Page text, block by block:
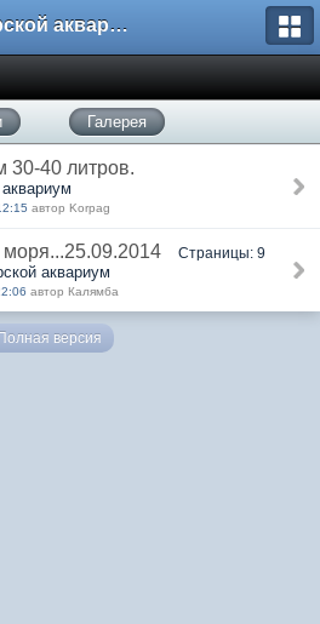
Морской аквариум. Форумы ReefCentral.ru
Галерея
30-40 литров.
автор Korpag
Страницы: 9
аквариум
автор Калямба
Полная версия